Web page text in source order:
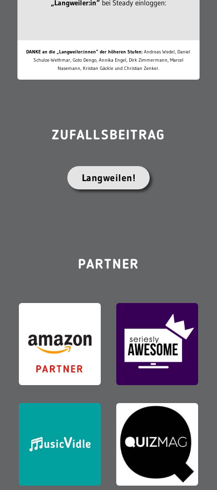
„Langweiler:in“bei Steady einloggen:
DANKE an die „Langweiler:innen“ der höheren Stufen: Andreas Wedel, Daniel
Schulze-Wethmar, Goto Dengo, Annika Engel, Dirk Zimmermann, Marcel
Nasemann, Kristian Gäckle und Christian Zenker.
ZUFALLSBEITRAG
Langweilen!
PARTNER